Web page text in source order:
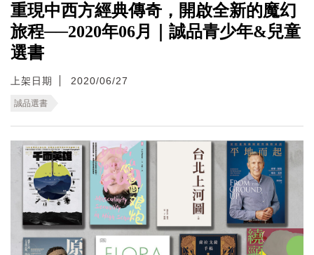
重現中西方經典傳奇，開啟全新的魔幻
旅程──2020年06月｜誠品青少年&兒童
選書
上架日期 2020/06/27
誠品選書